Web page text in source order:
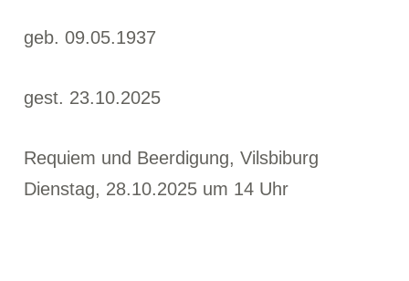
geb. 09.05.1937
gest. 23.10.2025
Requiem und Beerdigung, Vilsbiburg
Dienstag, 28.10.2025 um 14 Uhr